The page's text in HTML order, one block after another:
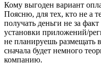
Кому выгоден вариант
Поясню, для тех, кто не а
получать деньги не за
установки приложений/
не планируешь размещать
сначала будет немного
компанию.